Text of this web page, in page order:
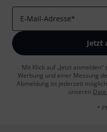
E-Mail-Adresse*
Jetzt
Mit Klick auf „Jetzt
Werbung und einer Messung
Abmeldung ist jederzeit
unseren
*